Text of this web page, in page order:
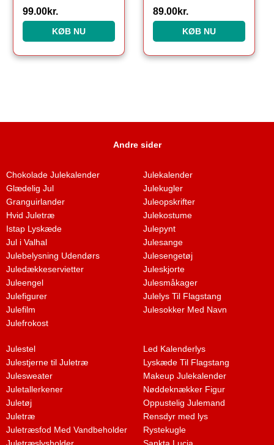
99.00kr.
KØB NU
89.00kr.
KØB NU
Andre sider
Chokolade Julekalender
Glædelig Jul
Granguirlander
Hvid Juletræ
Istap Lyskæde
Jul i Valhal
Julebelysning Udendørs
Juledækkeservietter
Juleengel
Julefigurer
Julefilm
Julefrokost
Julekalender
Julekugler
Juleopskrifter
Julekostume
Julepynt
Julesange
Julesengetøj
Juleskjorte
Julesmåkager
Julelys Til Flagstang
Julesokker Med Navn
Julestel
Julestjerne til Juletræ
Julesweater
Juletallerkener
Juletøj
Juletræ
Juletræsfod Med Vandbeholder
Led Kalenderlys
Lyskæde Til Flagstang
Makeup Julekalender
Nøddeknækker Figur
Oppustelig Julemand
Rensdyr med lys
Rystekugle